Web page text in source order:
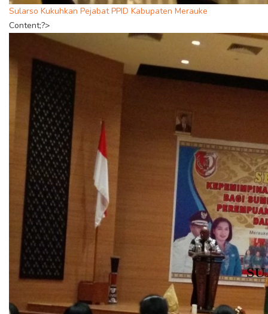
Sularso Kukuhkan Pejabat PPID Kabupaten Merauke
Content;?>